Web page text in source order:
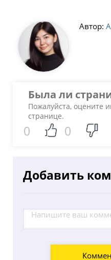
Автор:
Была ли
Пожалуйста, оцените
странице.
0 0
Добавить